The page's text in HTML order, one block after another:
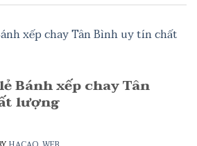
Bánh xếp chay Tân
lượng